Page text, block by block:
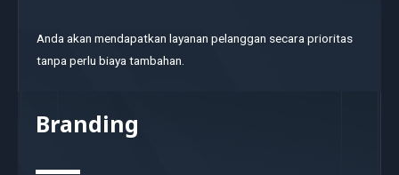
Anda akan mendapatkan layanan pelanggan secara prioritas
tanpa perlu biaya tambahan.
Branding